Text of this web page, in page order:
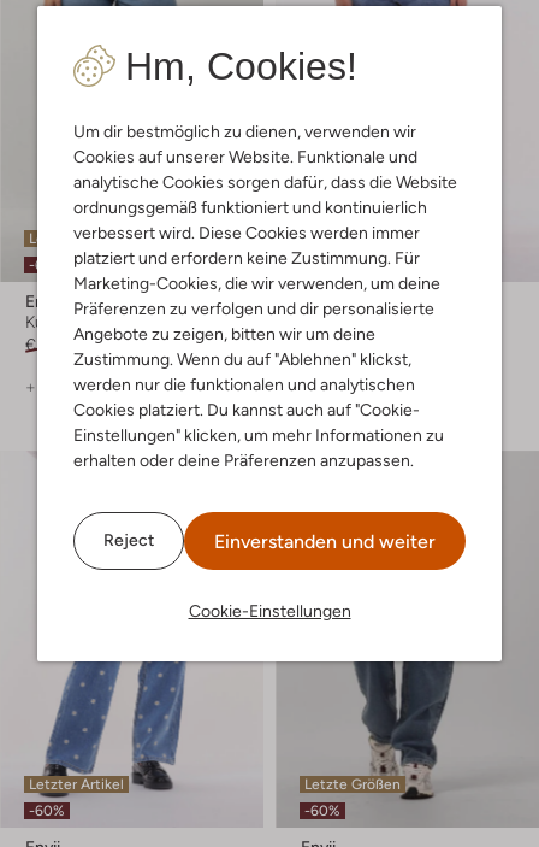
Hm, Cookies!
Um dir bestmöglich zu dienen, verwenden wir
Cookies auf unserer Website. Funktionale und
analytische Cookies sorgen dafür, dass die Website
ordnungsgemäß funktioniert und kontinuierlich
verbessert wird. Diese Cookies werden immer
platziert und erfordern keine Zustimmung. Für
Marketing-Cookies, die wir verwenden, um deine
Präferenzen zu verfolgen und dir personalisierte
Angebote zu zeigen, bitten wir um deine
Zustimmung. Wenn du auf "Ablehnen" klickst,
werden nur die funktionalen und analytischen
Cookies platziert. Du kannst auch auf "Cookie-
Einstellungen" klicken, um mehr Informationen zu
erhalten oder deine Präferenzen anzupassen.
Reject Einverstanden und weiter
Cookie-Einstellungen
Letzter Artikel
-60%
Envii
Kurze Hose
€ 64,95 € 25,99
+ mehr farben
Letzte Größen
-60%
Envii
Kurze Hose
€ 64,95 € 25,99
+ mehr farben
Letzter Artikel
-60%
Letzte Größen
-60%